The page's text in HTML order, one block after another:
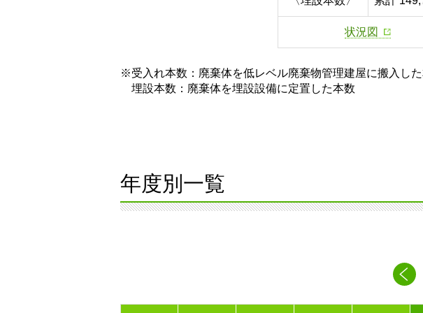
状況図
※受入れ本数：廃棄体を低レベル廃棄物管理建屋に搬入し
埋設本数：廃棄体を埋設設備に定置した本数
年度別一覧